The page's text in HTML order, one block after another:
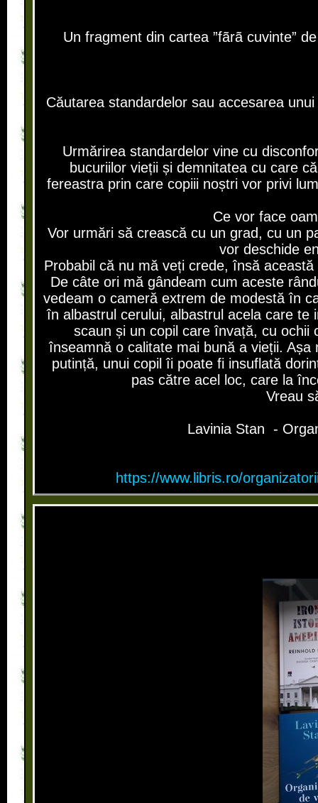
Un fragment din cartea ”fãrã cuvinte”
Căutarea standardelor sau accesarea
Urmărirea standardelor vine cu
bucuriilor vieții și demnitatea cu care
fereastra prin care copiii noștri vor privi
Ce vor face
Vor urmări să crească cu un grad, cu un
vor deschide
Probabil că nu mă veți crede, însă
De câte ori mă gândeam cum aceste
vedeam o cameră extrem de modestă în
în albastrul cerului, albastrul acela care
scaun și un copil care învață, cu ochii
înseamnă o calitate mai bună a vieții.
putință, unui copil îi poate fi insuflată
pas către acel loc, care la
Vreau
Lavinia Stan -
https://www.libris.ro/